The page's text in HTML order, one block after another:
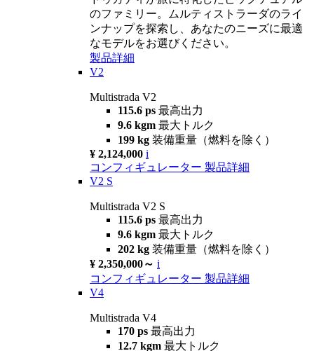
のファミリー。ムルティストラーダのライ
ンナップを探索し、あなたのニーズに最適
なモデルをお選びください。
製品詳細
V2
Multistrada V2
115.6 ps 最高出力
9.6 kgm 最大トルク
199 kg 装備重量（燃料を除く）
¥ 2,124,000 i
コンフィギュレーター 製品詳細
V2 S
Multistrada V2 S
115.6 ps 最高出力
9.6 kgm 最大トルク
202 kg 装備重量（燃料を除く）
¥ 2,350,000～ i
コンフィギュレーター 製品詳細
V4
Multistrada V4
170 ps 最高出力
12.7 kgm 最大トルク